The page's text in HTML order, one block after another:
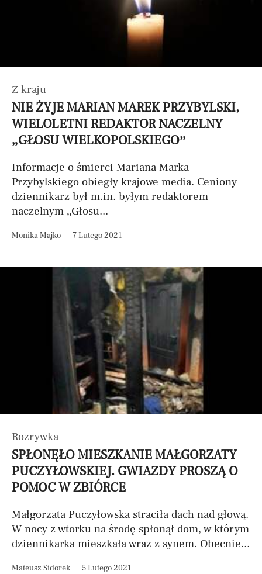
Z kraju
NIE ŻYJE MARIAN MAREK PRZYBYLSKI,
WIELOLETNI REDAKTOR NACZELNY
„GŁOSU WIELKOPOLSKIEGO”
Informacje o śmierci Mariana Marka
Przybylskiego obiegły krajowe media. Ceniony
dziennikarz był m.in. byłym redaktorem
naczelnym „Głosu...
Monika Majko 7 Lutego 2021
Rozrywka
SPŁONĘŁO MIESZKANIE MAŁGORZATY
PUCZYŁOWSKIEJ. GWIAZDY PROSZĄ O
POMOC W ZBIÓRCE
Małgorzata Puczyłowska straciła dach nad głową.
W nocy z wtorku na środę spłonął dom, w którym
dziennikarka mieszkała wraz z synem. Obecnie...
Mateusz Sidorek 5 Lutego 2021